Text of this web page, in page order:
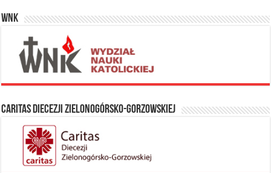
WNK
Caritas Diecezji Zielonogórsko-Gorzowskiej